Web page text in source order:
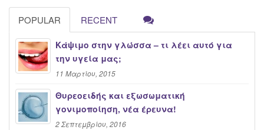
POPULAR RECENT
Κάψιμο στην γλώσσα – τι λέει αυτό για
την υγεία μας;
11 Μαρτίου, 2015
Θυρεοειδής και εξωσωματική
γονιμοποίηση, νέα έρευνα!
2 Σεπτεμβρίου, 2016